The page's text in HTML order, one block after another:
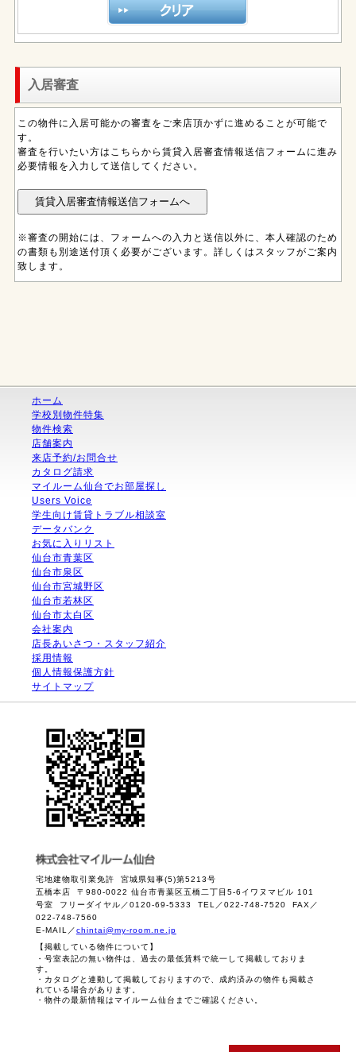
入居審査
この物件に入居可能かの審査をご来店頂かずに進めることが可能で
す。
審査を行いたい方はこちらから賃貸入居審査情報送信フォームに進み
必要情報を入力して送信してください。
※審査の開始には、フォームへの入力と送信以外に、本人確認のため
の書類も別途送付頂く必要がございます。詳しくはスタッフがご案内
致します。
ホーム
学校別物件特集
物件検索
店舗案内
来店予約/お問合せ
カタログ請求
マイルーム仙台でお部屋探し
Users Voice
学生向け賃貸トラブル相談室
データバンク
お気に入りリスト
仙台市青葉区
仙台市泉区
仙台市宮城野区
仙台市若林区
仙台市太白区
会社案内
店長あいさつ・スタッフ紹介
採用情報
個人情報保護方針
サイトマップ
宅地建物取引業免許 宮城県知事(5)第5213号
五橋本店 〒980-0022 仙台市青葉区五橋二丁目5-6イワヌマビル 101
号室 フリーダイヤル／0120-69-5333 TEL／022-748-7520 FAX／
022-748-7560
E-MAIL／chintai@my-room.ne.jp
【掲載している物件について】
・号室表記の無い物件は、過去の最低賃料で統一して掲載しておりま
す。
・カタログと連動して掲載しておりますので、成約済みの物件も掲載さ
れている場合があります。
・物件の最新情報はマイルーム仙台までご確認ください。